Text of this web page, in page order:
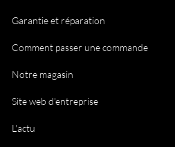
Garantie et réparation
Comment passer une commande
Notre magasin
Site web d'entreprise
L'actu